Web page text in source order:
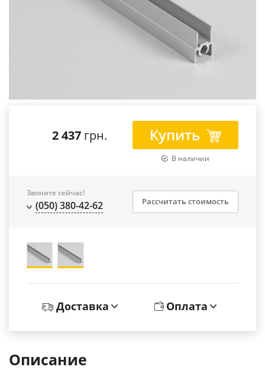
2 437 грн. Купить
В наличии
Звоните сейчас!
(050) 380-42-62 Рассчитать стоимость
Доставка Оплата
Описание